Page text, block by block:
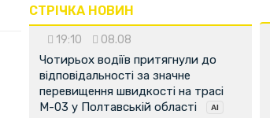
СТРІЧКА НОВИН
19:10 08.08
Чотирьох водіїв притягнули до
відповідальності за значне
перевищення швидкості на трасі
М-03 у Полтавській області